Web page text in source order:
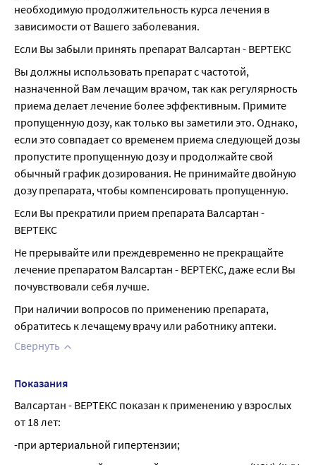
необходимую продолжительность курса лечения в
зависимости от Вашего заболевания.
Если Вы забыли принять препарат Валсартан - ВЕРТЕКС
Вы должны использовать препарат с частотой,
назначенной Вам лечащим врачом, так как регулярность
приема делает лечение более эффективным. Примите
пропущенную дозу, как только вы заметили это. Однако,
если это совпадает со временем приема следующей дозы
пропустите пропущенную дозу и продолжайте свой
обычный график дозирования. Не принимайте двойную
дозу препарата, чтобы компенсировать пропущенную.
Если Вы прекратили прием препарата Валсартан -
ВЕРТЕКС
Не прерывайте или преждевременно не прекращайте
лечение препаратом Валсартан - ВЕРТЕКС, даже если Вы
почувствовали себя лучше.
При наличии вопросов по применению препарата,
обратитесь к лечащему врачу или работнику аптеки.
Свернуть
Показания
Валсартан - ВЕРТЕКС показан к применению у взрослых
от 18 лет:
-при артериальной гипертензии;